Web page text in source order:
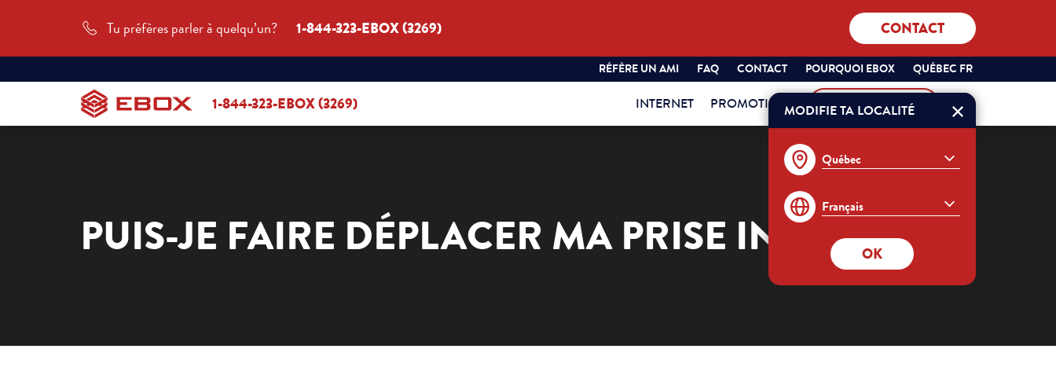
Tu préfères parler à quelqu’un? 1-844-323-EBOX (3269) CONTACT
RÉFÈRE UN AMI FAQ CONTACT POURQUOI EBOX
SÉLECTIONNEZ
VOTRE
PROVINCE
ET
LANGUE
QUÉBEC
FRANÇAIS
QUÉBEC FR
MODIFIE TA LOCALITÉ
OK
1-844-323-EBOX (3269) INTERNET PROMOTIONS MON COMPTE Commander
PUIS-JE FAIRE DÉPLACER MA PRISE INTERNET?